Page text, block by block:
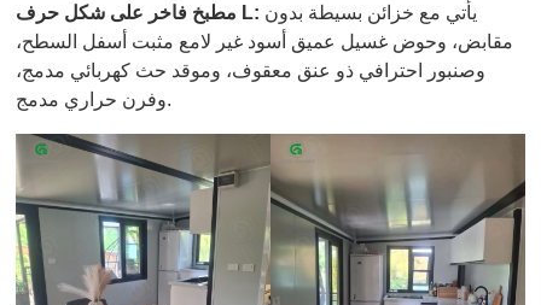
مطبخ فاخر على شكل حرف L:
مقابض، وحوض غسيل عميق أسود غير لامع مثبت أسفل السطح،
وصنبور احترافي ذو عنق معقوف، وموقد حث كهربائي مدمج،
وفرن حراري مدمج.